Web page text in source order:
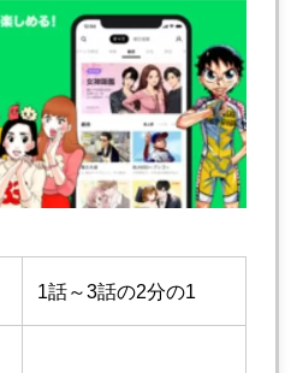
1話～3話の2分の1